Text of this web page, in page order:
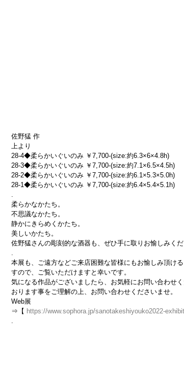
佐野猛 作
上より
28-4◆柔らかいぐいのみ ￥7,700-(size:約6.3×6×4.8h)
28-3◆柔らかいぐいのみ ￥7,700-(size:約7.1×6.5×4.5h)
28-2◆柔らかいぐいのみ ￥7,700-(size:約6.1×5.3×5.0h)
28-1◆柔らかいぐいのみ ￥7,700-(size:約6.4×5.4×5.1h)
.
柔らかなかたち。
不思議なかたち。
静かにきらめくかたち。
美しいかたち。
佐野猛さんの彫刻的な酒器も、ぜひ手に取りお愉しみく
.
本展も、ご遠方などご来店困難な皆様にもお愉しみ頂け
すので、ご覧いただけますと幸いです。
気になる作品がございましたら、お気軽にお問い合わせ
おります事をご理解の上、お問い合わせくださいませ。
Web展
⇒【 https://www.sophora.jp/sanotakeshiyouko2022-
.